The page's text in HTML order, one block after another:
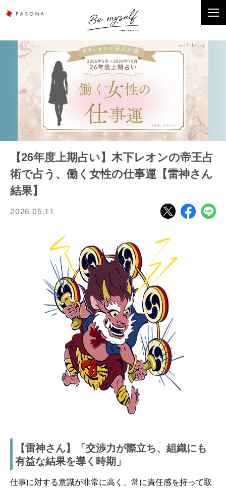
【26年度上期占い】木下レオンの帝王占
術で占う、働く女性の仕事運【雷神さん
結果】
2026.05.11
【雷神さん】「交渉力が際立ち、組織にも
有益な結果を導く時期」
仕事に対する意識が非常に高く、常に責任感を持って取